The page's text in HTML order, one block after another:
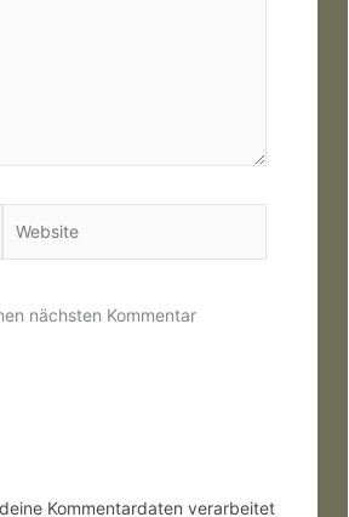
nächsten Kommentar
Kommentardaten verarbeitet